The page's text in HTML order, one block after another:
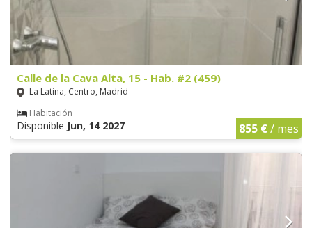
Calle de la Cava Alta, 15 - Hab. #2 (459)
La Latina, Centro, Madrid
Habitación
Disponible Jun, 14 2027 855 €/ mes